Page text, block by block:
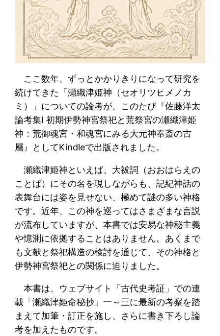
ここ数年、ずっとかかりきりになって研究を
続けてきた「瀬織津姫神（セオリツヒメノカ
ミ）」についての論考が、このたび『佐藤洋太
論考集Ⅰ 初期伊勢神宮祭祀と荒祭宮の瀬織津姫
神：荒御魂宮・和魂宮にみる大元神奉斎の古
層』としてKindleで出版されました。
瀬織津姫神といえば、大祓詞（おおはらえの
ことば）にその名を現しながらも、記紀神話の
表舞台には姿を見せない、極めて謎の多い神格
です。近年、この神を巡ってはさまざまな言説
が流布していますが、本書では安易な神秘主義
や憶測に依拠することはありません。あくまで
も文献と祭祀構造の検討を通じて、その神格と
伊勢神宮祭祀との関係に迫りました。
本書は、ウェブサイト「古代史考証」での連
載「瀬織津姫命秘抄」一～三に最新の考察を踏
まえて加筆・訂正を施し、さらに書き下ろし論
考を加えたものです。